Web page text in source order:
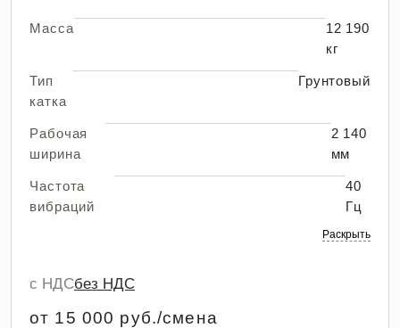
Масса
12 190
кг
Тип
катка
Грунтовый
Рабочая
ширина
2 140
мм
Частота
вибраций
40
Гц
Раскрыть
с НДСбез НДС
от 15 000 руб./смена